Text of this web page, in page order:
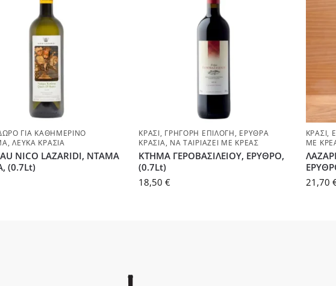
ΓΙΑ ΚΑΘΗΜΕΡΙΝΌ
,ΛΕΥΚΆ ΚΡΑΣΙΆ
NICO LAZARIDI, ΝΤΑΜΑ
(0.7Lt)
ΚΡΑΣΊ ΓΡΉΓΟΡΗ ΕΠΙΛΟΓΉ
ΕΡΥΘΡΆ
ΚΡΑΣΙΆ
ΝΑ ΤΑΙΡΙΆΖΕΙ ΜΕ ΚΡΈΑΣ
ΚΤΗΜΑ ΓΕΡΟΒΑΣΙΛΕΙΟΥ, ΕΡΥΘΡΟ,
(0.7Lt)
18,50€
ΚΡΑΣΊ
ΜΕ
21,70